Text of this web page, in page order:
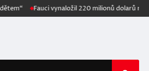
Fauci vynaložil 220 milionů dolarů na